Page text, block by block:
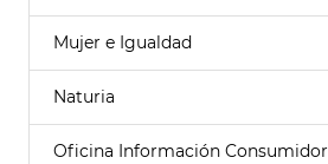
Mujer e Igualdad
Naturia
Oficina Información Consumidor